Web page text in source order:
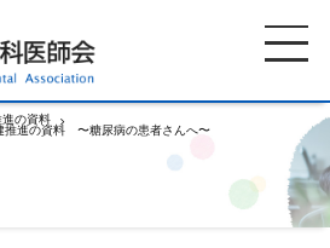
の資料
推進の資料 〜糖尿病の患者さんへ〜
歯科医師会について